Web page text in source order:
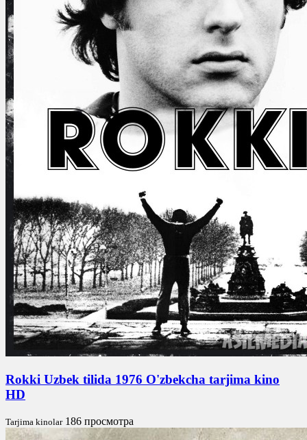
Rokki Uzbek tilida 1976 O'zbekcha tarjima kino
HD
Tarjima kinolar 186 просмотра